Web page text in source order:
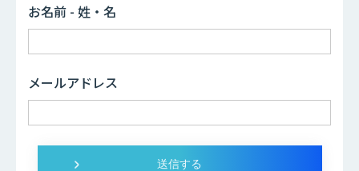
お名前 - 姓・名
メールアドレス